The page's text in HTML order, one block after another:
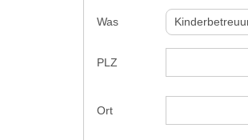
Was
PLZ
Ort